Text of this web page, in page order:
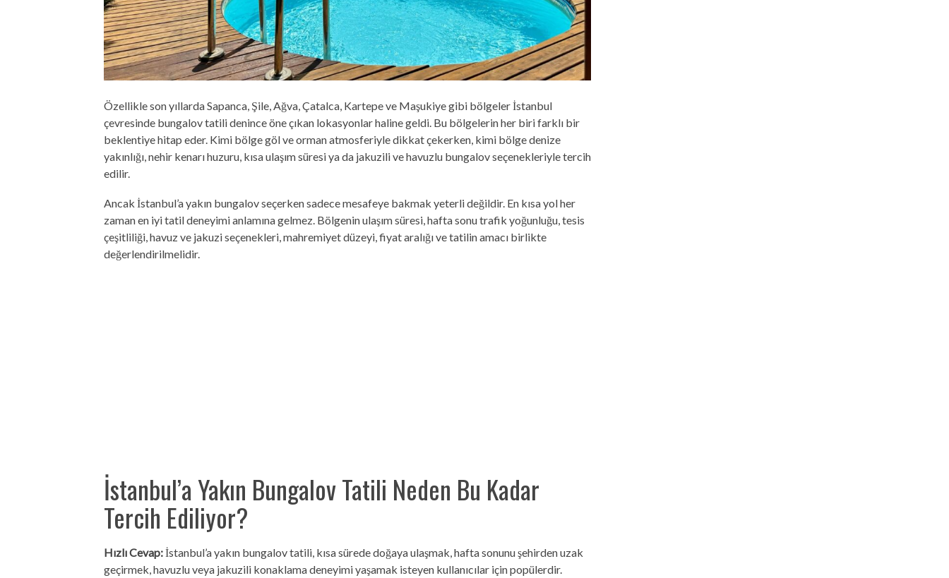
Özellikle son yıllarda Sapanca, Şile, Ağva, Çatalca, Kartepe ve Maşukiye gibi bölgeler İstanbul
çevresinde bungalov tatili denince öne çıkan lokasyonlar haline geldi. Bu bölgelerin her biri farklı bir
beklentiye hitap eder. Kimi bölge göl ve orman atmosferiyle dikkat çekerken, kimi bölge denize
yakınlığı, nehir kenarı huzuru, kısa ulaşım süresi ya da jakuzili ve havuzlu bungalov seçenekleriyle tercih
edilir.
Ancak İstanbul’a yakın bungalov seçerken sadece mesafeye bakmak yeterli değildir. En kısa yol her
zaman en iyi tatil deneyimi anlamına gelmez. Bölgenin ulaşım süresi, hafta sonu trafik yoğunluğu, tesis
çeşitliliği, havuz ve jakuzi seçenekleri, mahremiyet düzeyi, fiyat aralığı ve tatilin amacı birlikte
değerlendirilmelidir.
İstanbul’a Yakın Bungalov Tatili Neden Bu Kadar
Tercih Ediliyor?
Hızlı Cevap:İstanbul’a yakın bungalov tatili, kısa sürede doğaya ulaşmak, hafta sonunu şehirden uzak
geçirmek, havuzlu veya jakuzili konaklama deneyimi yaşamak isteyen kullanıcılar için popülerdir.